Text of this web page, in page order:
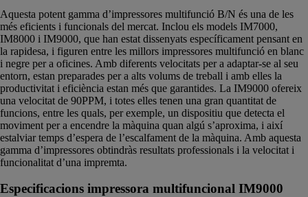
Aquesta potent gamma d’impressores multifunció B/N és una de les
més eficients i funcionals del mercat. Inclou els models IM7000,
IM8000 i IM9000, que han estat dissenyats específicament pensant en
la rapidesa, i figuren entre les millors impressores multifunció en blanc
i negre per a oficines. Amb diferents velocitats per a adaptar-se al seu
entorn, estan preparades per a alts volums de treball i amb elles la
productivitat i eficiència estan més que garantides. La IM9000 ofereix
una velocitat de 90PPM, i totes elles tenen una gran quantitat de
funcions, entre les quals, per exemple, un dispositiu que detecta el
moviment per a encendre la màquina quan algú s’aproxima, i així
estalviar temps d’espera de l’escalfament de la màquina. Amb aquesta
gamma d’impressores obtindràs resultats professionals i la velocitat i
funcionalitat d’una impremta.
Especificacions impressora multifuncional IM9000